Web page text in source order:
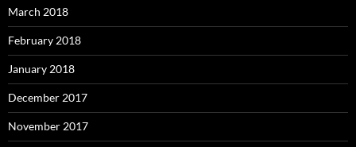
March 2018
February 2018
January 2018
December 2017
November 2017